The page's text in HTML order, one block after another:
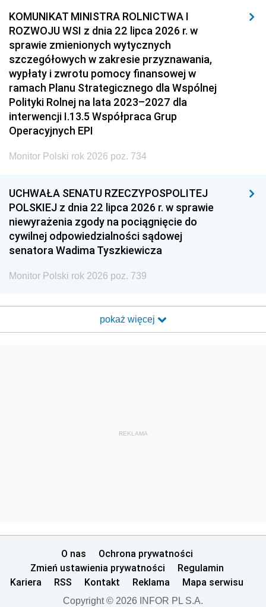
KOMUNIKAT MINISTRA ROLNICTWA I
ROZWOJU WSI z dnia 22 lipca 2026 r. w
sprawie zmienionych wytycznych
szczegółowych w zakresie przyznawania,
wypłaty i zwrotu pomocy finansowej w
ramach Planu Strategicznego dla Wspólnej
Polityki Rolnej na lata 2023–2027 dla
interwencji I.13.5 Współpraca Grup
Operacyjnych EPI
Monitor Polski rok 2026 poz. 734
UCHWAŁA SENATU RZECZYPOSPOLITEJ
POLSKIEJ z dnia 22 lipca 2026 r. w sprawie
niewyrażenia zgody na pociągnięcie do
cywilnej odpowiedzialności sądowej
senatora Wadima Tyszkiewicza
Monitor Polski rok 2026 poz. 739
pokaż więcej
REKLAMA
O nas
Ochrona prywatności
Zmień ustawienia prywatności
Regulamin
Kariera
RSS Kontakt Reklama Mapa serwisu
Copyright © 2026 INFOR PL S.A.